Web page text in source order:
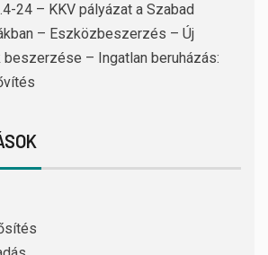
24 – KKV pályázat a Szabad
– Eszközbeszerzés – Új
– Ingatlan beruházás: